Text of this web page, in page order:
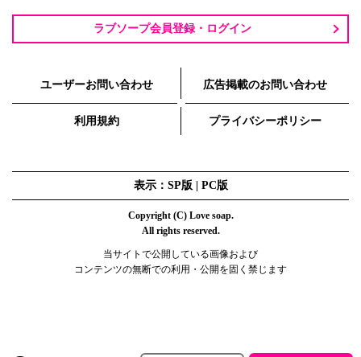
ラブソープ会員登録・ログイン
ユーザーお問い合わせ 広告掲載のお問い合わせ
利用規約 プライバシーポリシー
表示：SP版 | PC版
Copyright (C) Love soap.
All rights reserved.
当サイトで公開している画像および
コンテンツの無断での利用・公開を固く禁じます